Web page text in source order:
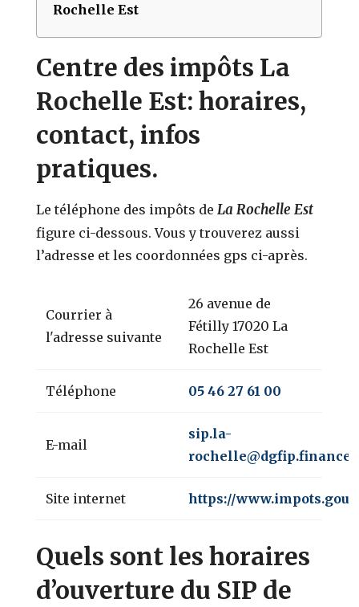
Rochelle Est
Centre des impôts La
Rochelle Est: horaires,
contact, infos
pratiques.
Le téléphone des impôts de La Rochelle Est
figure ci-dessous. Vous y trouverez aussi
l’adresse et les coordonnées gps ci-après.
Courrier à
l'adresse suivante
26 avenue de
Fétilly 17020 La
Rochelle Est
Téléphone 05 46 27 61 00
E-mail
sip.la-
Site internet https://
Quels sont les horaires
d’ouverture du SIP de